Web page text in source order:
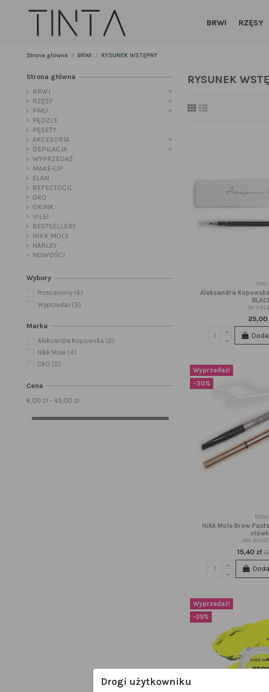
BRWI RZĘSY
Strona główna BRWI RYSUNEK WSTĘPNY
RYSUNEK
PMU
Aleksandra
AK-
25,00
Wyprzedaż!
-30%
BRWI
Nikk Mole Brow
NM-
15,40 zł
Wyprzedaż!
-25%
Strona główna
BRWI
RZĘSY
PMU
PĘDZLE
PĘSETY
AKCESORIA
DEPILACJA
WYPRZEDAŻ
MAKE-UP
ELAN
REFECTOCIL
OkO
OKINK
InLEI
BESTSELLERY
NIKK MOLE
HARLEY
NOWOŚCI
Wybory
Przeceniony (6)
Wyprzedaż (5)
Marka
Aleksandra Kopowska (2)
Nikk Mole (4)
OkO (2)
Cena
6,00 zł - 45,00 zł
Drogi użytkowniku